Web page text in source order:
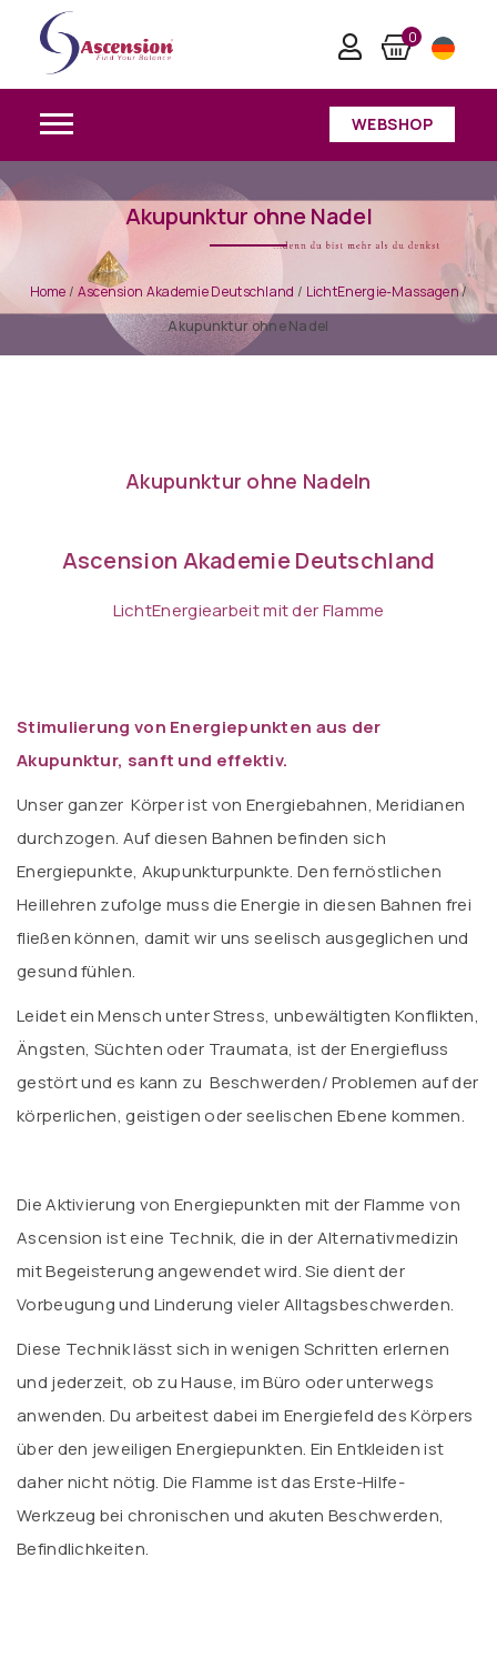
0
WEBSHOP
Akupunktur ohne Nadel
Home/ Ascension Akademie Deutschland / LichtEnergie-Massagen/
Akupunktur ohne Nadel
Akupunktur ohne Nadeln
Ascension Akademie Deutschland
LichtEnergiearbeit mit der Flamme
Stimulierung von Energiepunkten aus der
Akupunktur, sanft und effektiv.
Unser ganzer Körper ist von Energiebahnen, Meridianen
durchzogen. Auf diesen Bahnen befinden sich
Energiepunkte, Akupunkturpunkte. Den fernöstlichen
Heillehren zufolge muss die Energie in diesen Bahnen frei
fließen können, damit wir uns seelisch ausgeglichen und
gesund fühlen.
Leidet ein Mensch unter Stress, unbewältigten Konflikten,
Ängsten, Süchten oder Traumata, ist der Energiefluss
gestört und es kann zu Beschwerden/ Problemen auf der
körperlichen, geistigen oder seelischen Ebene kommen.
Die Aktivierung von Energiepunkten mit der Flamme von
Ascension ist eine Technik, die in der Alternativmedizin
mit Begeisterung angewendet wird. Sie dient der
Vorbeugung und Linderung vieler Alltagsbeschwerden.
Diese Technik lässt sich in wenigen Schritten erlernen
und jederzeit, ob zu Hause, im Büro oder unterwegs
anwenden. Du arbeitest dabei im Energiefeld des Körpers
über den jeweiligen Energiepunkten. Ein Entkleiden ist
daher nicht nötig. Die Flamme ist das Erste-Hilfe-
Werkzeug bei chronischen und akuten Beschwerden,
Befindlichkeiten.